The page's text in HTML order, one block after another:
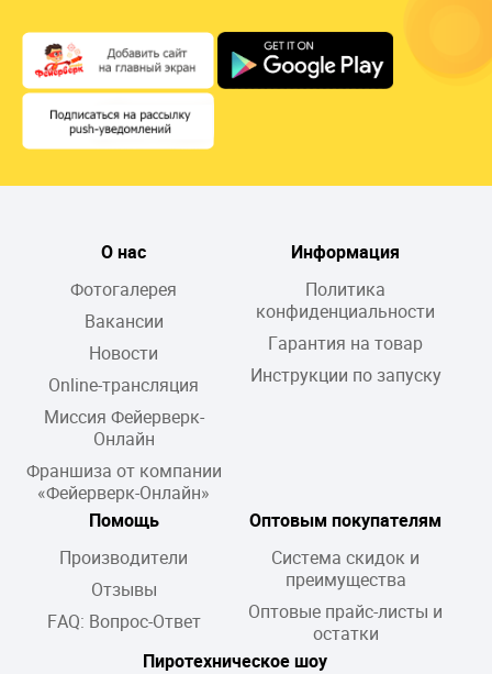
О нас
Фотогалерея
Вакансии
Новости
Online-трансляция
Миссия Фейерверк-
Онлайн
Франшиза от компании
«Фейерверк-Онлайн»
Информация
Политика
конфиденциальности
Гарантия на товар
Инструкции по запуску
Помощь
Производители
Отзывы
FAQ: Вопрос-Ответ
Оптовым покупателям
Система скидок и
преимущества
Оптовые прайс-листы и
остатки
Пиротехническое шоу